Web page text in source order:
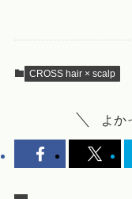
CROSS hair × scalp
よか